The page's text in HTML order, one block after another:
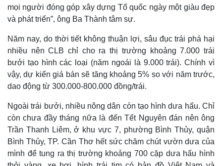
Thế giới
Quan sát
Hồ sơ
Multimedia
Video
E-Magazine
Infographic
mọi người đóng góp xây dựng Tổ quốc ngày một giàu đẹp
và phát triển”, ông Ba Thành tâm sự.
Năm nay, do thời tiết không thuận lợi, sâu đục trái phá hại
nhiều nên CLB chỉ cho ra thị trường khoảng 7.000 trái
bưởi tạo hình các loại (năm ngoái là 9.000 trái). Chính vì
vậy, dự kiến giá bán sẽ tăng khoảng 5% so với năm trước,
dao động từ 300.000-800.000 đồng/trái.
Ngoài trái bưởi, nhiều nông dân còn tạo hình dưa hấu. Chỉ
còn chưa đầy tháng nữa là đến Tết Nguyên đán nên ông
Trần Thanh Liêm, ở khu vực 7, phường Bình Thủy, quận
Bình Thủy, TP. Cần Thơ hết sức chăm chút vườn dưa của
mình để tung ra thị trường khoảng 700 cặp dưa hấu hình